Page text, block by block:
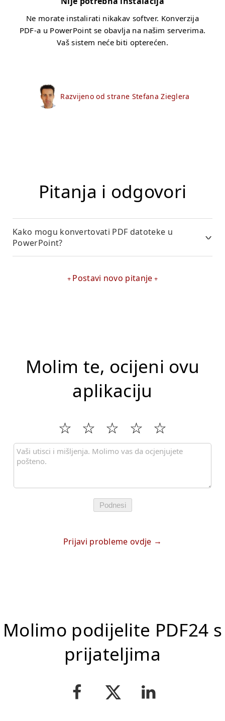
Ne morate instalirati nikakav softver. Konverzija
PDF-a u PowerPoint se obavlja na našim serverima.
Vaš sistem neće biti opterećen.
Razvijeno od strane Stefana Zieglera
Pitanja i odgovori
Kako mogu konvertovati PDF datoteke u
PowerPoint?
Postavi novo pitanje
Molim te, ocijeni ovu
aplikaciju
Podnesi
Prijavi probleme ovdje
Molimo podijelite PDF24 s
prijateljima